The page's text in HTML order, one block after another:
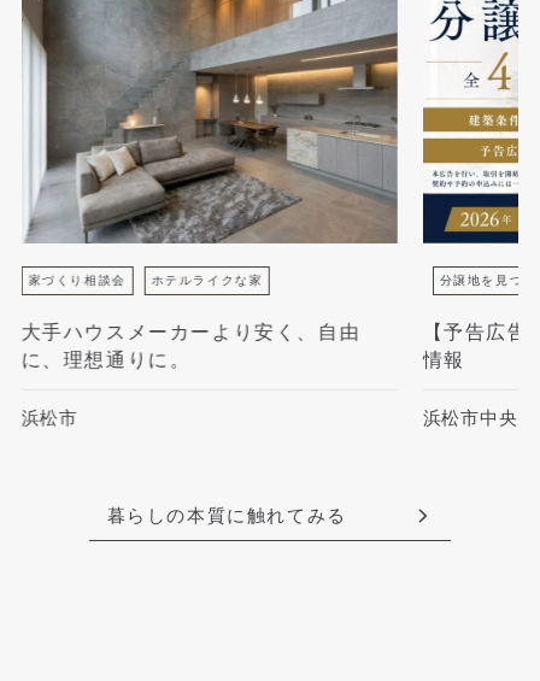
家づくり相談会 ホテルライクな家
大手ハウスメーカーより安く、自由
に、理想通りに。
浜松市
分譲地を見つけ
【予告広
情報
浜松市中央
暮らしの本質に触れてみる